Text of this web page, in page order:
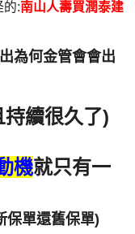
的:南山人壽買潤泰建
為何金管會會出
持續很久了)
機就只有一
保單還舊保單)